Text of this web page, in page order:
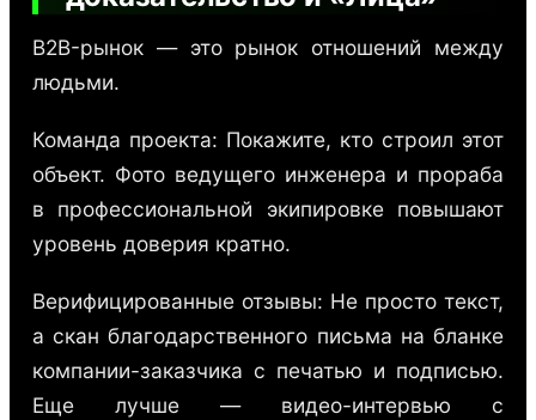
B2B-рынок — это рынок отношений между
людьми.
Команда проекта: Покажите, кто строил этот
объект. Фото ведущего инженера и прораба
в профессиональной экипировке повышают
уровень доверия кратно.
Верифицированные отзывы: Не просто текст,
а скан благодарственного письма на бланке
компании-заказчика с печатью и подписью.
Еще лучше — видео-интервью с